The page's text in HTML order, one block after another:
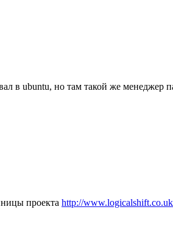
в ubuntu, но там такой же менеджер
проекта http://